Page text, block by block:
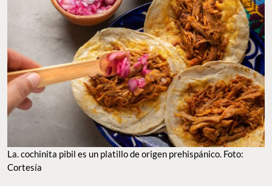
La. cochinita pibil es un platillo de origen prehispánico. Foto:
Cortesía